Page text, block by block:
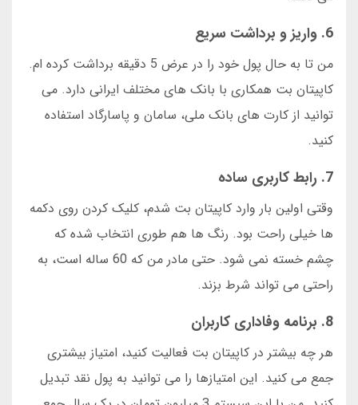
6. واریز و برداشت سریع
من تا به حال پول خود را در عرض 5 دقیقه برداشت کرده ام.
کاپیتان بت همکاری با بانک های مختلف ایرانی دارد. می
توانید از کارت های بانک ملی، سامان و پاسارگاد استفاده
کنید.
7. رابط کاربری ساده
وقتی اولین بار وارد کاپیتان بت شدم، کلیک کردن روی دکمه
ها خیلی راحت بود. رنگ ها هم طوری انتخاب شده که
چشم خسته نمی شود. حتی مادر من که 60 ساله است، به
راحتی می تواند شرط بزند.
8. برنامه وفاداری کاربران
هر چه بیشتر در کاپیتان بت فعالیت کنید، امتیاز بیشتری
جمع می کنید. این امتیازها را می توانید به پول نقد تبدیل